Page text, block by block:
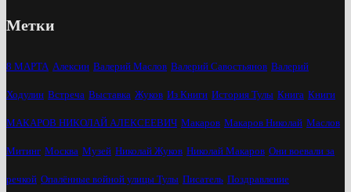
Метки
8 МАРТА Алексин Валерий Маслов Валерий Савостьянов Валерий
Ходулин Встреча Выставка Жуков Из Книги История Тулы Книга Книги
МАКАРОВ НИКОЛАЙ АЛЕКСЕЕВИЧ Макаров Макаров Николай Маслов
Митинг Москва Музей Николай Жуков Николай Макаров Они воевали за
речкой Опалённые войной улицы Тулы Писатель Поздравление